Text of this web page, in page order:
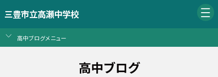
三豊市立高瀬中学校
高中ブログメニュー
高中ブログ